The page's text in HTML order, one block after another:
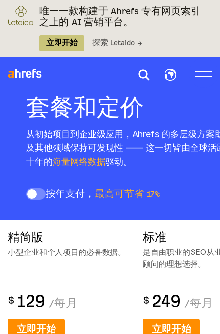
唯一一款构建于 Ahrefs 专有网页索引
之上的 AI 营销平台。
立即开始 探索 Letaido →
套餐和定价
从初始项目到企业级应用，Ahrefs 的多层级方案
及其他领域保持可发现性 —— 这一切皆由全球活
十年的海量网络数据驱动。
按年支付， 最高可节省 17%
精简版
小型企业和个人项目的必备数据。
标准
是自由职业的SEO从
顾问的理想选择。
$ 129 /每月 $ 249 /每月
立即开始 立即开始